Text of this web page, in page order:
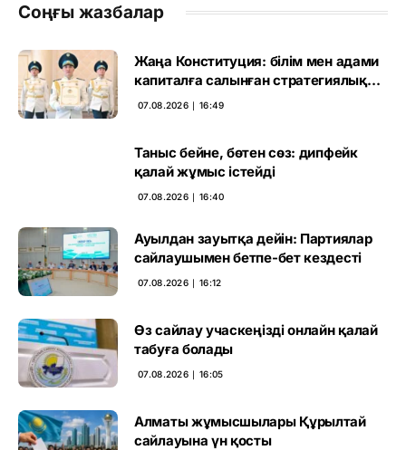
Соңғы жазбалар
Жаңа Конституция: білім мен адами
капиталға салынған стратегиялық
негіз
07.08.2026 ∣ 16:49
Таныс бейне, бөтен сөз: дипфейк
қалай жұмыс істейді
07.08.2026 ∣ 16:40
Ауылдан зауытқа дейін: Партиялар
сайлаушымен бетпе-бет кездесті
07.08.2026 ∣ 16:12
Өз сайлау учаскеңізді онлайн қалай
табуға болады
07.08.2026 ∣ 16:05
Алматы жұмысшылары Құрылтай
сайлауына үн қосты